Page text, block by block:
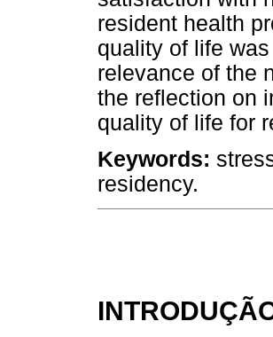
resident health
quality of life
relevance of the
the reflection on
quality of life for
Keywords:
residency.